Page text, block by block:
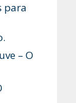
para
– O